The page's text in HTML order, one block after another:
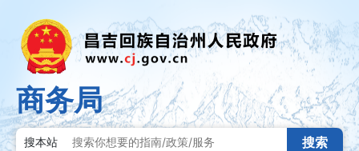
商务局
搜本站 搜索